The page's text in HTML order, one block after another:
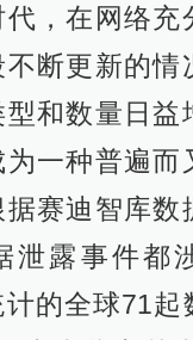
，在网络充
断更新的情
和数量日益
一种普遍而
赛迪智库数
泄露事件都
的全球71起